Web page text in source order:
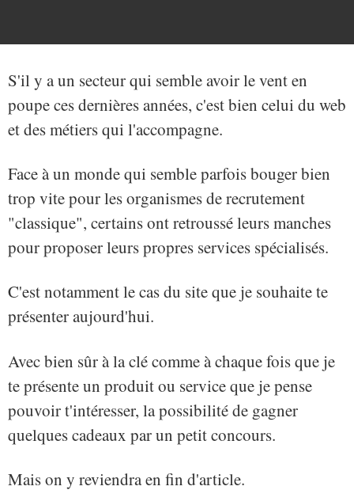
S'il y a un secteur qui semble avoir le vent en
poupe ces dernières années, c'est bien celui du web
et des métiers qui l'accompagne.
Face à un monde qui semble parfois bouger bien
trop vite pour les organismes de recrutement
"classique", certains ont retroussé leurs manches
pour proposer leurs propres services spécialisés.
C'est notamment le cas du site que je souhaite te
présenter aujourd'hui.
Avec bien sûr à la clé comme à chaque fois que je
te présente un produit ou service que je pense
pouvoir t'intéresser, la possibilité de gagner
quelques cadeaux par un petit concours.
Mais on y reviendra en fin d'article.